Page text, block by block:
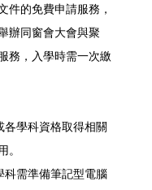
件的免費申請服務，
辦同窗會大會與聚
務，入學時需一次繳
各學科資格取得相關
科需準備筆記型電腦